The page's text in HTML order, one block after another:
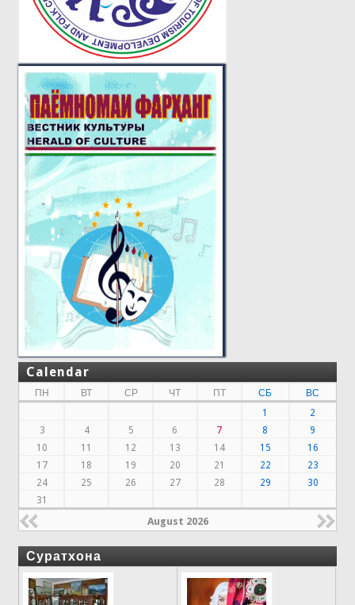
Calendar
ПН ВТ СР ЧТ ПТ СБ
ВС
1
2
3
4 5 6 7 8
9
10
11 12 13 14 15
16
17
18 19 20 21 22
23
24
25 26 27 28 29
30
31
August 2026
Суратхона